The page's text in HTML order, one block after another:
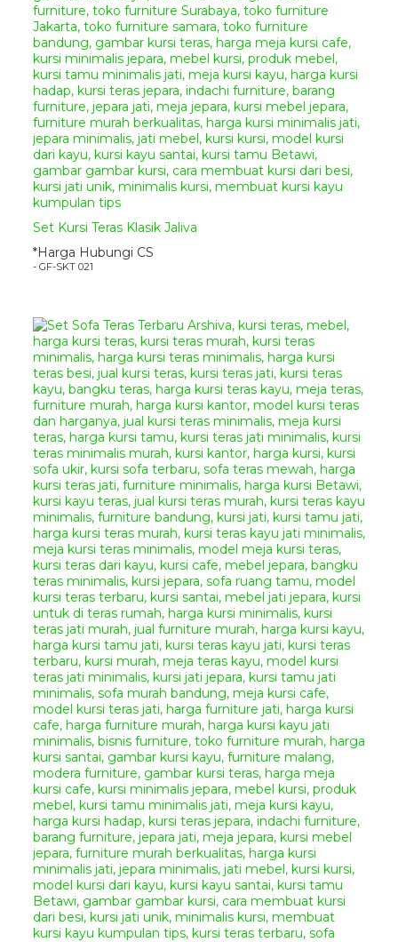
Set Sofa Teras Klasik Vitra
Set Kursi Teras Klasik Jepara –
merupakan sebuah desain sofa
desain klasik dengan hiasan ukir
yang elegan.Set Sofa Teras
Klasik Vitra ini mempunyai model
desain furniture klasik modern
yang sangat cantik untuk
melengkapi ruang rumah anda.
Dengan bahan rangka mahoni
berkualitas akan menjamin
ketahanan dari pemakaian sofa ini.
Set Sofa Teras Klasik
Vitra sangat cocok untuk mengisi
ruang rumah anda yang bergaya
klasik maupun modern. Sangat
cocok untuk mempercantik
ruangan rumah anda yang
bergaya klasik modern. Lengkapi
ruangan rumah anda agar
semakin menarik dan nyaman
dengan berbagai model
produk furniturebuatan kami.
Anda bisa berbelanja online
produkfurniture jeparadi
tempat kami karena kami
menyediakan berbagai jenis
mebel disini dengan harga
terjangkau dibandingkan dengan
toko online mebel lain di Jepara
dengan kualitas yang bagus dan
terjamin. Anda juga dapat
Set Kursi Teras Klasik Jaliva
*Harga Hubungi CS
- GF-SKT 021